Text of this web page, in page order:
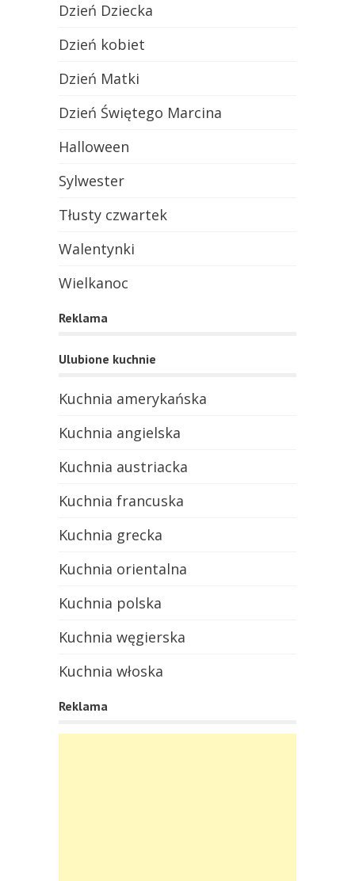
Dzień Dziecka
Dzień kobiet
Dzień Matki
Dzień Świętego Marcina
Halloween
Sylwester
Tłusty czwartek
Walentynki
Wielkanoc
Reklama
Ulubione kuchnie
Kuchnia amerykańska
Kuchnia angielska
Kuchnia austriacka
Kuchnia francuska
Kuchnia grecka
Kuchnia orientalna
Kuchnia polska
Kuchnia węgierska
Kuchnia włoska
Reklama